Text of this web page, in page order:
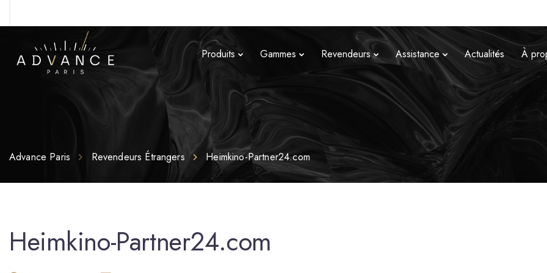
Produits Gammes Revendeurs Assistance Actualités À
Advance Paris Revendeurs Étrangers Heimkino-Partner24.com
Heimkino-Partner24.com